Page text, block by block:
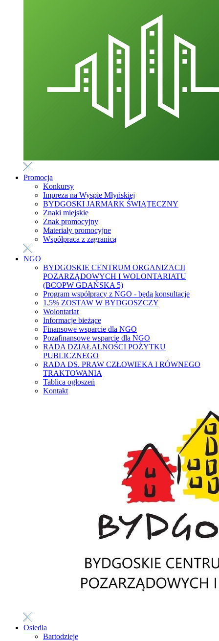
Promocja
Konkursy
Impreza na Wyspie Młyńskiej
BYDGOSKI JARMARK ŚWIĄTECZNY
Znaki miejskie
Znak promocyjny
Materiały promocyjne
Współpraca z zagranicą
NGO
BYDGOSKIE CENTRUM ORGANIZACJI
POZARZĄDOWYCH I WOLONTARIATU
(BCOPW GDAŃSKA 5)
Program współpracy z NGO - będą konsultacje
1,5% ZOSTAW W BYDGOSZCZY
Wolontariat
Informacje bieżące
Finansowe wsparcie dla NGO
Pozafinansowe wsparcie dla NGO
RADA DZIAŁALNOŚCI POŻYTKU
PUBLICZNEGO
RADA DS. PRAW CZŁOWIEKA I RÓWNEGO
TRAKTOWANIA
Tablica ogłoszeń
Kontakt
Osiedla
Bartodzieje